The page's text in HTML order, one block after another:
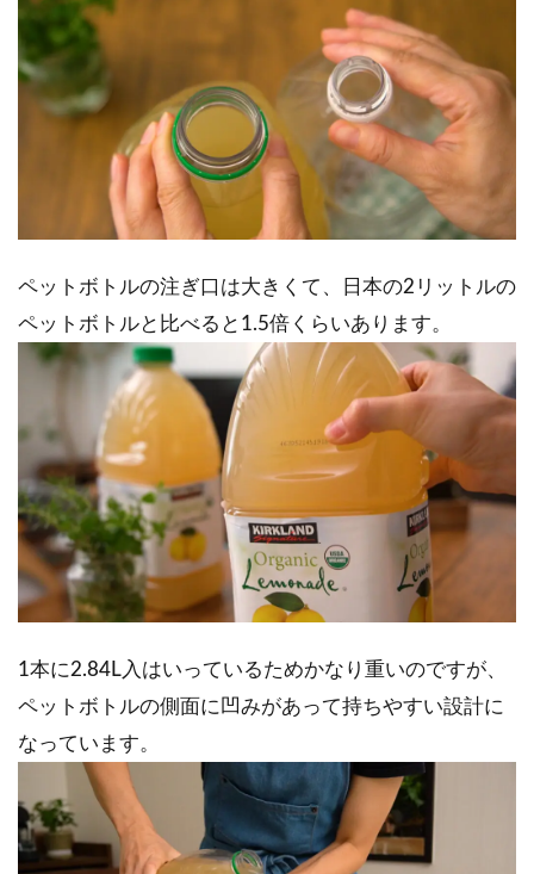
ペットボトルの注ぎ口は大きくて、日本の2リットルの
ペットボトルと比べると1.5倍くらいあります。
1本に2.84L入はいっているためかなり重いのですが、
ペットボトルの側面に凹みがあって持ちやすい設計に
なっています。